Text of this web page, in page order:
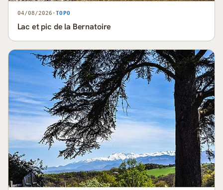
04/08/2026 · TOPO
Lac et pic de la Bernatoire